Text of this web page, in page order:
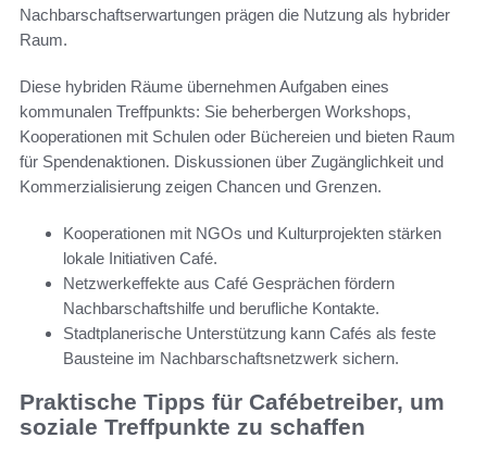
Nachbarschaftserwartungen prägen die Nutzung als hybrider
Raum.
Diese hybriden Räume übernehmen Aufgaben eines
kommunalen Treffpunkts: Sie beherbergen Workshops,
Kooperationen mit Schulen oder Büchereien und bieten Raum
für Spendenaktionen. Diskussionen über Zugänglichkeit und
Kommerzialisierung zeigen Chancen und Grenzen.
Kooperationen mit NGOs und Kulturprojekten stärken
lokale Initiativen Café.
Netzwerkeffekte aus Café Gesprächen fördern
Nachbarschaftshilfe und berufliche Kontakte.
Stadtplanerische Unterstützung kann Cafés als feste
Bausteine im Nachbarschaftsnetzwerk sichern.
Praktische Tipps für Cafébetreiber, um
soziale Treffpunkte zu schaffen